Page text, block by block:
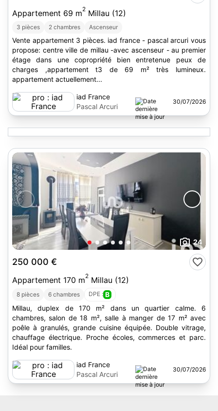
Appartement 69 m2 Millau (12)
3 pièces 2 chambres Ascenseur
Vente appartement 3 pièces. iad france - pascal arcuri vous
propose: centre ville de millau -avec ascenseur - au premier
étage dans une copropriété bien entretenue peux de
charges ,appartement t3 de 69 m² très lumineux.
appartement actuellement...
iad France
Pascal Arcuri
30/07/2026
24
250 000 €
Appartement 170 m2 Millau (12)
8 pièces 6 chambres DPE : B
Millau, duplex de 170 m² dans un quartier calme. 6
chambres, salon de 18 m², salle à manger de 17 m² avec
poêle à granulés, grande cuisine équipée. Double vitrage,
chauffage électrique. Proche écoles, commerces et parc.
Idéal pour familles.
iad France
Pascal Arcuri
30/07/2026